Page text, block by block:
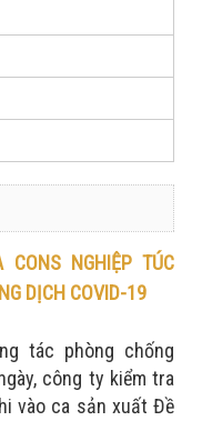
NGHIỆP TÚC
DỊCH COVID-19
tác phòng chống
công ty kiểm tra
vào ca sản xuất Đề